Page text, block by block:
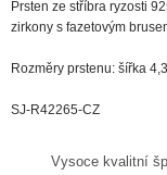
Prsten ze stříbra ryzosti
zirkony s fazetovým
Rozměry prstenu: šířka
SJ-R42265-CZ
Vysoce kvalitní